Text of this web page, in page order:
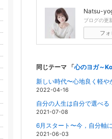
Natsu-
ブログの更
フ
同じテーマ 「心のヨガ～
新しい時代〜心地良く軽や
2022-04-16
自分の人生は自分で選べる
2021-07-08
6月スタート〜今，自分軸
2021-06-03